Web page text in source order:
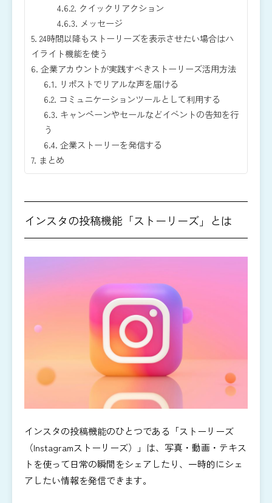
4.6.2. クイックリアクション
4.6.3. メッセージ
5. 24時間以降もストーリーズを表示させたい場合はハ
イライト機能を使う
6. 企業アカウントが実践すべきストーリーズ活用方法
6.1. リポストでリアルな声を届ける
6.2. コミュニケーションツールとして利用する
6.3. キャンペーンやセールなどイベントの告知を行
う
6.4. 企業ストーリーを発信する
7. まとめ
インスタの投稿機能「ストーリーズ」とは
インスタの投稿機能のひとつである「ストーリーズ
（Instagramストーリーズ）」は、写真・動画・テキス
トを使って日常の瞬間をシェアしたり、一時的にシェ
アしたい情報を発信できます。